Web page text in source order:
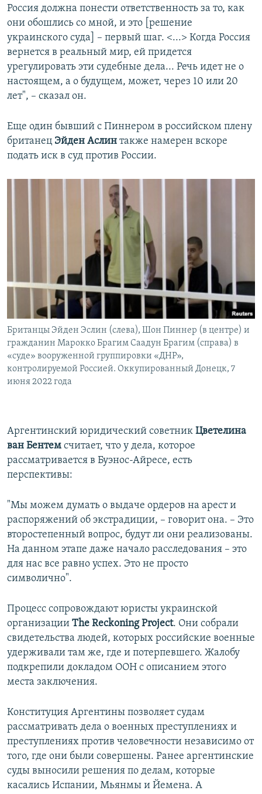
Россия должна понести ответственность за то, как
они обошлись со мной, и это [решение
украинского суда] – первый шаг. <...> Когда Россия
вернется в реальный мир, ей придется
урегулировать эти судебные дела... Речь идет не о
настоящем, а о будущем, может, через 10 или 20
лет", – сказал он.
Еще один бывший с Пиннером в российском плену
британец Эйден Аслин также намерен вскоре
подать иск в суд против России.
Британцы Эйден Эслин (слева), Шон Пиннер (в центре) и
гражданин Марокко Брагим Саадун Брагим (справа) в
«суде» вооруженной группировки «ДНР»,
контролируемой Россией. Оккупированный Донецк, 7
июня 2022 года
Аргентинский юридический советник Цветелина
ван Бентем считает, что у дела, которое
рассматривается в Буэнос-Айресе, есть
перспективы:
"Мы можем думать о выдаче ордеров на арест и
распоряжений об экстрадиции, – говорит она. – Это
второстепенный вопрос, будут ли они реализованы.
На данном этапе даже начало расследования – это
для нас все равно успех. Это не просто
символично".
Процесс сопровождают юристы украинской
организации The Reckoning Project. Они собрали
свидетельства людей, которых российские военные
удерживали там же, где и потерпевшего. Жалобу
подкрепили докладом ООН с описанием этого
места заключения.
Конституция Аргентины позволяет судам
рассматривать дела о военных преступлениях и
преступлениях против человечности независимо от
того, где они были совершены. Ранее аргентинские
суды выносили решения по делам, которые
касались Испании, Мьянмы и Йемена. А